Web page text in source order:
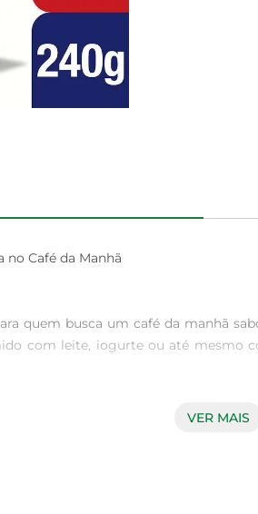
no Café da Manhã
quem busca um café da manhã
com leite, iogurte ou até
VER MAIS